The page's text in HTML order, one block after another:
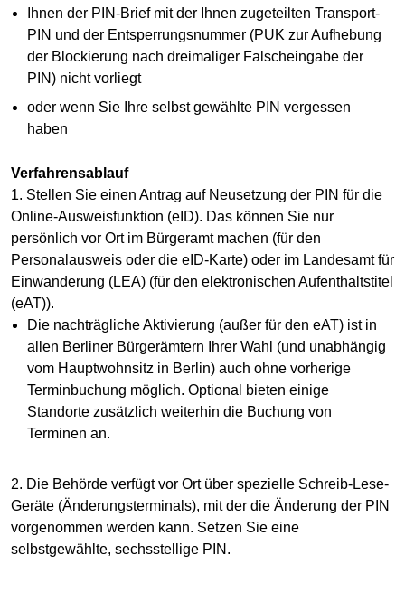
Ihnen der PIN-Brief mit der Ihnen zugeteilten Transport-
PIN und der Entsperrungsnummer (PUK zur Aufhebung
der Blockierung nach dreimaliger Falscheingabe der
PIN) nicht vorliegt
oder wenn Sie Ihre selbst gewählte PIN vergessen
haben
Verfahrensablauf
1. Stellen Sie einen Antrag auf Neusetzung der PIN für die
Online-Ausweisfunktion (eID). Das können Sie nur
persönlich vor Ort im Bürgeramt machen (für den
Personalausweis oder die eID-Karte) oder im Landesamt für
Einwanderung (LEA) (für den elektronischen Aufenthaltstitel
(eAT)).
Die nachträgliche Aktivierung (außer für den eAT) ist in
allen Berliner Bürgerämtern Ihrer Wahl (und unabhängig
vom Hauptwohnsitz in Berlin) auch ohne vorherige
Terminbuchung möglich. Optional bieten einige
Standorte zusätzlich weiterhin die Buchung von
Terminen an.
2. Die Behörde verfügt vor Ort über spezielle Schreib-Lese-
Geräte (Änderungsterminals), mit der die Änderung der PIN
vorgenommen werden kann. Setzen Sie eine
selbstgewählte, sechsstellige PIN.